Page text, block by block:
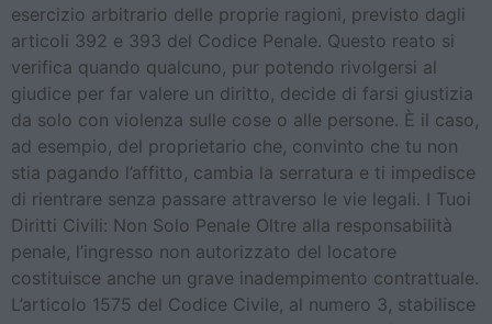
esercizio arbitrario delle proprie ragioni, previsto dagli
articoli 392 e 393 del Codice Penale. Questo reato si
verifica quando qualcuno, pur potendo rivolgersi al
giudice per far valere un diritto, decide di farsi giustizia
da solo con violenza sulle cose o alle persone. È il caso,
ad esempio, del proprietario che, convinto che tu non
stia pagando l’affitto, cambia la serratura e ti impedisce
di rientrare senza passare attraverso le vie legali. I Tuoi
Diritti Civili: Non Solo Penale Oltre alla responsabilità
penale, l’ingresso non autorizzato del locatore
costituisce anche un grave inadempimento contrattuale.
L’articolo 1575 del Codice Civile, al numero 3, stabilisce